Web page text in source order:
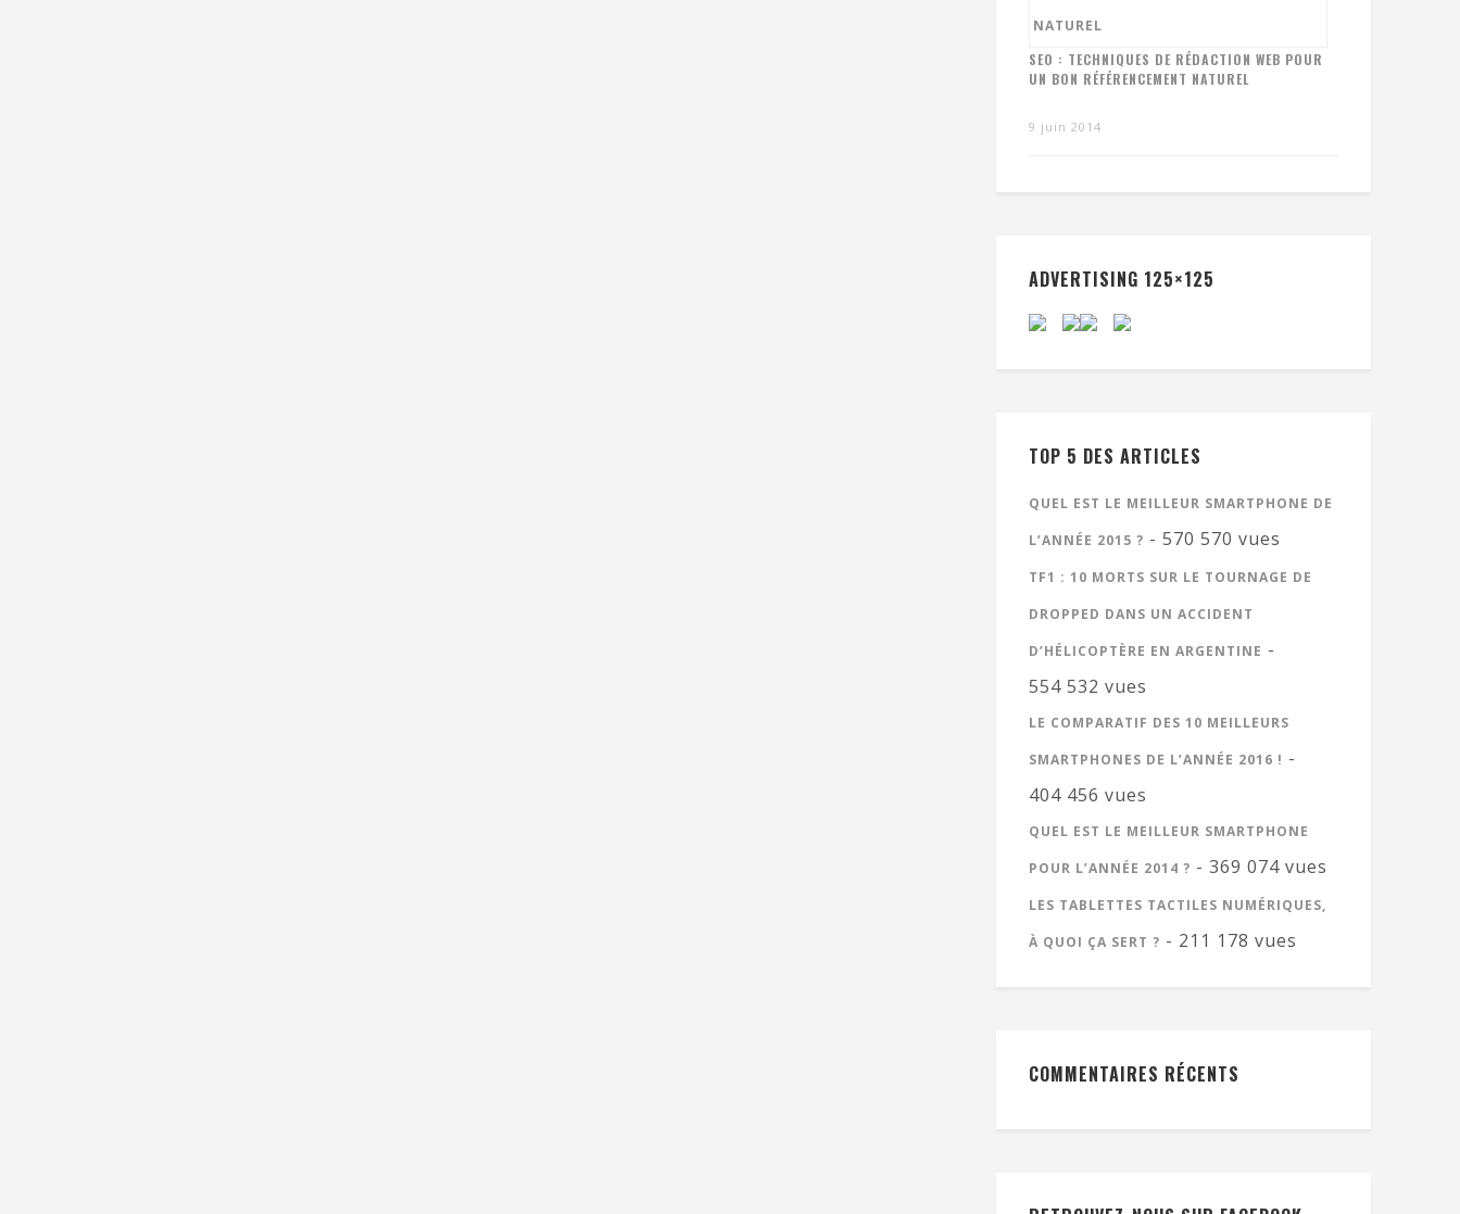
SEO : TECHNIQUES DE RÉDACTION WEB POUR
UN BON RÉFÉRENCEMENT NATUREL
9 juin 2014
ADVERTISING 125×125
TOP 5 DES ARTICLES
QUEL EST LE MEILLEUR SMARTPHONE DE
L’ANNÉE 2015 ? - 570 570 vues
TF1 : 10 MORTS SUR LE TOURNAGE DE
DROPPED DANS UN ACCIDENT
D’HÉLICOPTÈRE EN ARGENTINE -
554 532 vues
LE COMPARATIF DES 10 MEILLEURS
SMARTPHONES DE L’ANNÉE 2016 ! -
404 456 vues
QUEL EST LE MEILLEUR SMARTPHONE
POUR L’ANNÉE 2014 ? - 369 074 vues
LES TABLETTES TACTILES NUMÉRIQUES,
À QUOI ÇA SERT ? - 211 178 vues
COMMENTAIRES RÉCENTS